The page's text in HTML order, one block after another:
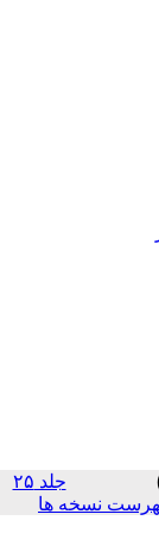
جلد ۲۵
نسخه ها